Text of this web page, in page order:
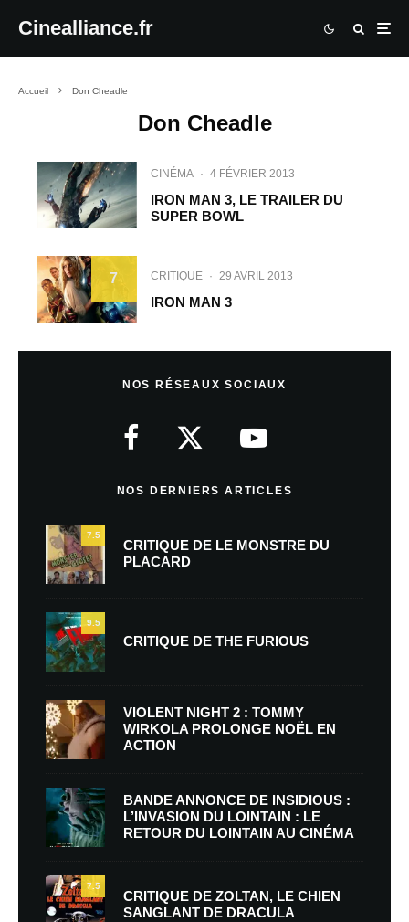
Cinealliance.fr
Accueil Don Cheadle
Don Cheadle
CINÉMA · 4 FÉVRIER 2013
IRON MAN 3, LE TRAILER DU
SUPER BOWL
7 CRITIQUE · 29 AVRIL 2013
IRON MAN 3
NOS RÉSEAUX SOCIAUX
NOS DERNIERS ARTICLES
7.5
CRITIQUE DE LE MONSTRE DU
PLACARD
9.5
CRITIQUE DE THE FURIOUS
VIOLENT NIGHT 2 : TOMMY
WIRKOLA PROLONGE NOËL EN
ACTION
BANDE ANNONCE DE INSIDIOUS :
L’INVASION DU LOINTAIN : LE
RETOUR DU LOINTAIN AU CINÉMA
7.5
CRITIQUE DE ZOLTAN, LE CHIEN
SANGLANT DE DRACULA